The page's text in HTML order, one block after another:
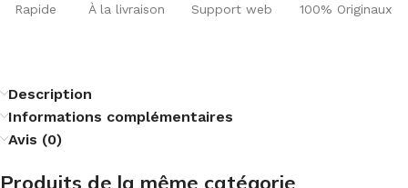
Rapide À la livraison Support web 100% Originaux
Description
Informations complémentaires
Avis (0)
Produits de la même catégorie